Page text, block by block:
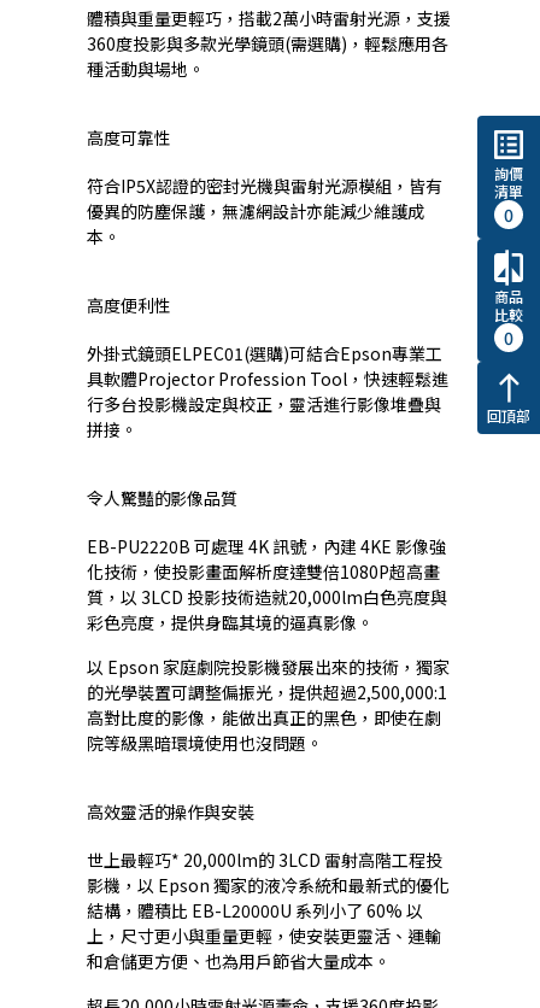
體積與重量更輕巧，搭載2萬小時雷射光源，支援
360度投影與多款光學鏡頭(需選購)，輕鬆應用各
種活動與場地。
高度可靠性
符合IP5X認證的密封光機與雷射光源模組，皆有
優異的防塵保護，無濾網設計亦能減少維護成
本。
高度便利性
外掛式鏡頭ELPEC01(選購)可結合Epson專業工
具軟體Projector Profession Tool，快速輕鬆進
行多台投影機設定與校正，靈活進行影像堆疊與
拼接。
令人驚豔的影像品質
EB-PU2220B 可處理 4K 訊號，內建 4KE 影像強
化技術，使投影畫面解析度達雙倍1080P超高畫
質，以 3LCD 投影技術造就20,000lm白色亮度與
彩色亮度，提供身臨其境的逼真影像。
以 Epson 家庭劇院投影機發展出來的技術，獨家
的光學裝置可調整偏振光，提供超過2,500,000:1
高對比度的影像，能做出真正的黑色，即使在劇
院等級黑暗環境使用也沒問題。
高效靈活的操作與安裝
世上最輕巧* 20,000lm的 3LCD 雷射高階工程投
影機，以 Epson 獨家的液冷系統和最新式的優化
結構，體積比 EB-L20000U 系列小了 60% 以
上，尺寸更小與重量更輕，使安裝更靈活、運輸
和倉儲更方便、也為用戶節省大量成本。
list_alt
詢價
清單
0
compare
商品
比較
0
north
回頂部